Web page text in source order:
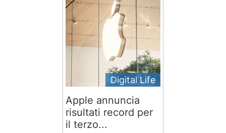
Digital Life
Apple annuncia
risultati record per
il terzo...